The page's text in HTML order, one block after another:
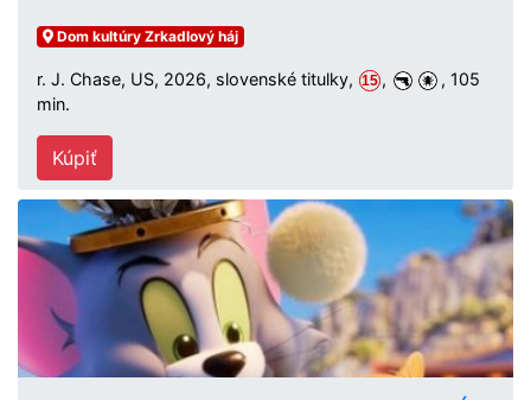
Dom kultúry Zrkadlový háj
r. J. Chase, US, 2026, slovenské titulky, 15 ,
, 105
min.
Kúpiť